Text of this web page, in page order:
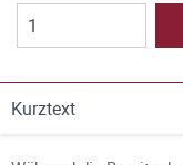
Kurztext